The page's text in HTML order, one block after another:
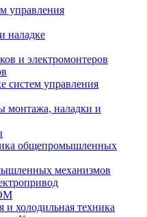
управления
наладке
и электромонтеров
систем управления
монтажа, наладки и
общепромышленных
механизмов
и холодильная техника